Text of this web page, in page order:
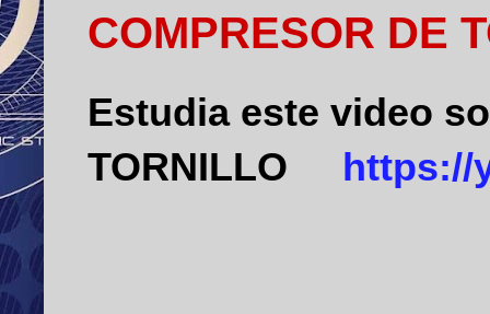
COMPRESOR DE
Estudia este video
TORNILLO
https://